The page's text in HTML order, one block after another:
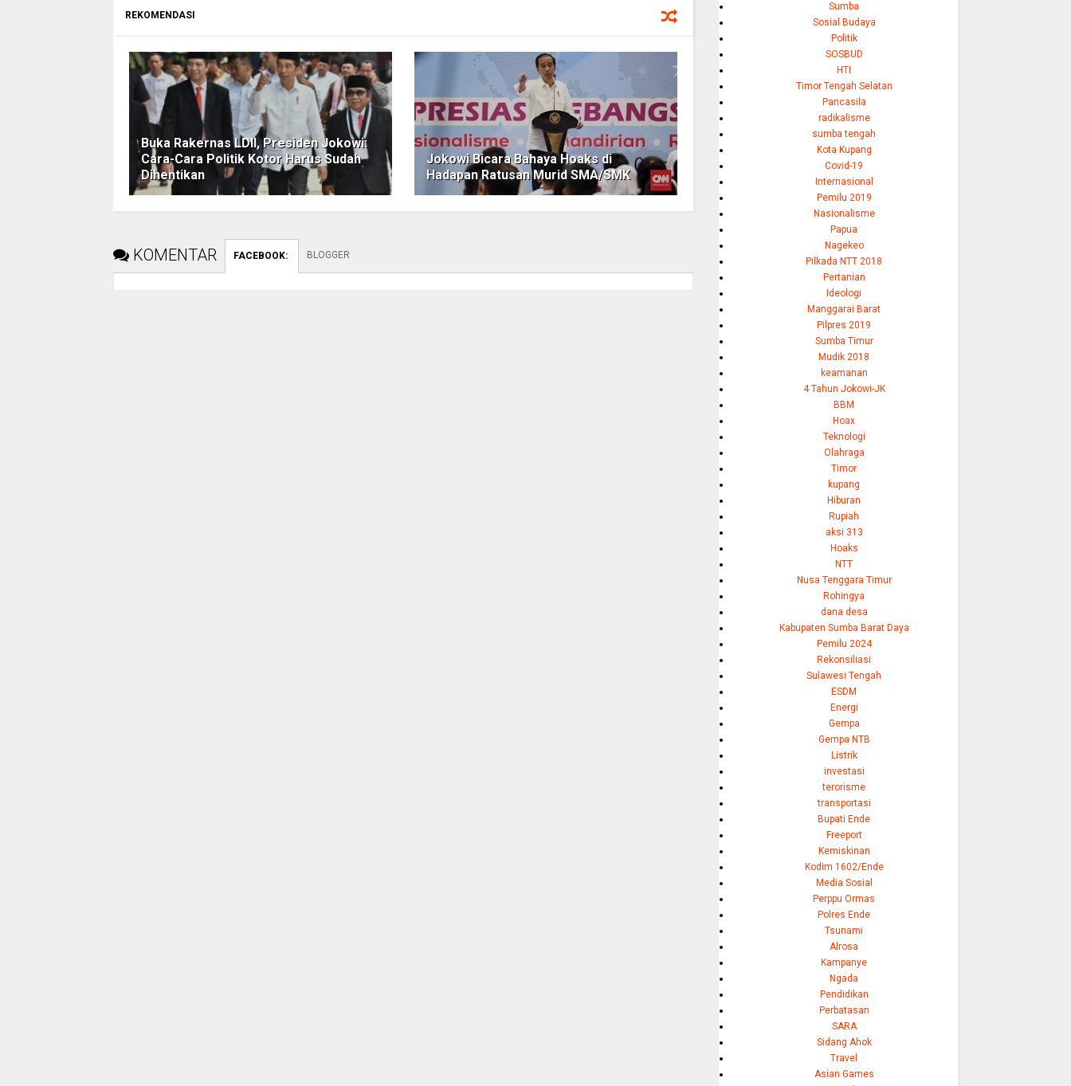
REKOMENDASI
Buka Rakernas LDII, Presiden Jokowi:
Cara-Cara Politik Kotor Harus Sudah
Dihentikan
Jokowi Bicara Bahaya Hoaks di
Hadapan Ratusan Murid SMA/SMK
KOMENTAR FACEBOOK: BLOGGER
Sumba
Sosial Budaya
Politik
SOSBUD
HTI
Timor Tengah Selatan
Pancasila
radikalisme
sumba tengah
Kota Kupang
Covid-19
Internasional
Pemilu 2019
Nasionalisme
Papua
Nagekeo
Pilkada NTT 2018
Pertanian
Ideologi
Manggarai Barat
Pilpres 2019
Sumba Timur
Mudik 2018
keamanan
4 Tahun Jokowi-JK
BBM
Hoax
Teknologi
Olahraga
Timor
kupang
Hiburan
Rupiah
aksi 313
Hoaks
NTT
Nusa Tenggara Timur
Rohingya
dana desa
Kabupaten Sumba Barat Daya
Pemilu 2024
Rekonsiliasi
Sulawesi Tengah
ESDM
Energi
Gempa
Gempa NTB
Listrik
investasi
terorisme
transportasi
Bupati Ende
Freeport
Kemiskinan
Kodim 1602/Ende
Media Sosial
Perppu Ormas
Polres Ende
Tsunami
Alrosa
Kampanye
Ngada
Pendidikan
Perbatasan
SARA
Sidang Ahok
Travel
Asian Games